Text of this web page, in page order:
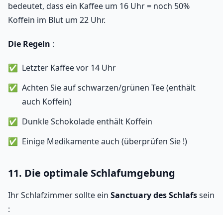
bedeutet, dass ein Kaffee um 16 Uhr = noch 50%
Koffein im Blut um 22 Uhr.
Die Regeln :
Letzter Kaffee vor 14 Uhr
Achten Sie auf schwarzen/grünen Tee (enthält
auch Koffein)
Dunkle Schokolade enthält Koffein
Einige Medikamente auch (überprüfen Sie !)
11. Die optimale Schlafumgebung
Ihr Schlafzimmer sollte ein Sanctuary des Schlafssein
: